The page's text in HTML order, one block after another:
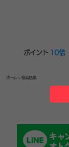
ポイント 10倍
ホーム > 検索結果